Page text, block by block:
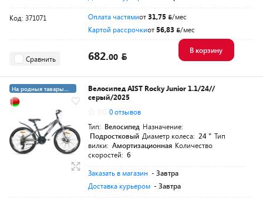
Код: 371071 Оплата частямиот31,75
/мес
Картой рассрочкиот 56,83 /мес
Сравнить 682.00
В корзину
На родныя тавары
4%
Велосипед AIST Rocky Junior 1.1/24//
серый/2025
0 отзывов
Тип: Велосипед Назначение:
Подростковый Диаметр колеса: 24 " Тип
вилки: Амортизационная Количество
скоростей: 6
Заказать в магазин - Завтра
Доставка курьером - Завтра